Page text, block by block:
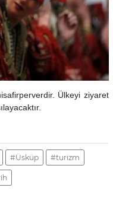
Ülkeyi ziyaret
#Üsküp #turizm